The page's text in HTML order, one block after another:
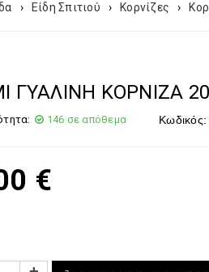
› Είδη Σπιτιού › Κορνίζες ›
ΓΥΑΛΙΝΗ ΚΟΡΝΙΖΑ
146 σε απόθεμα Κωδικός:
€